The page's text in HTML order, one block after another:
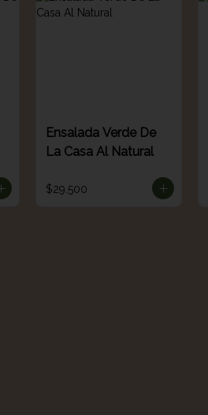
Ensalada Verde De
La Casa Al Natural
$29.500